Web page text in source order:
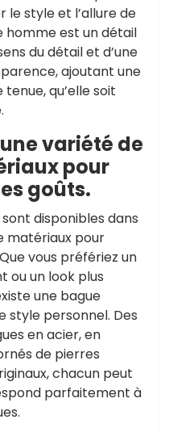
style et l’allure de
homme est un détail
du détail et d’une
ajoutant une
qu’elle soit
variété de
pour
goûts.
disponibles dans
matériaux pour
vous préfériez un
ou un look plus
une bague
style personnel. Des
en acier, en
de pierres
chacun peut
parfaitement à